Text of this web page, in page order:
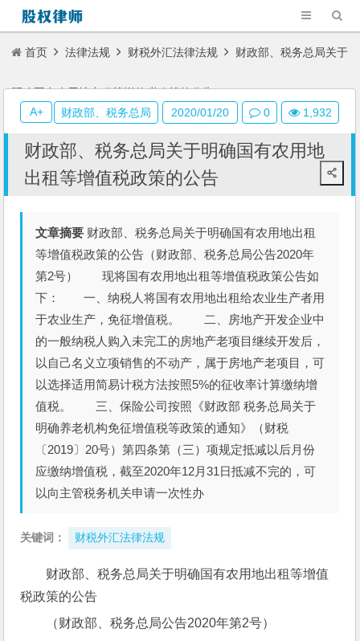
首页 法律法规 财税外汇法律法规 财政部、税务总局关于
明确国有农用地出租等增值税政策的公告
财政部、税务总局关于明确国有农用地
出租等增值税政策的公告
文章摘要 财政部、税务总局关于明确国有农用地出租
等增值税政策的公告（财政部、税务总局公告2020年
第2号） 现将国有农用地出租等增值税政策公告如
下： 一、纳税人将国有农用地出租给农业生产者用
于农业生产，免征增值税。 二、房地产开发企业中
的一般纳税人购入未完工的房地产老项目继续开发后，
以自己名义立项销售的不动产，属于房地产老项目，可
以选择适用简易计税方法按照5%的征收率计算缴纳增
值税。 三、保险公司按照《财政部 税务总局关于
明确养老机构免征增值税等政策的通知》（财税
〔2019〕20号）第四条第（三）项规定抵减以后月份
应缴纳增值税，截至2020年12月31日抵减不完的，可
以向主管税务机关申请一次性办
关键词： 财税外汇法律法规
财政部、税务总局关于明确国有农用地出租等增值
税政策的公告
（财政部、税务总局公告2020年第2号）
财政部、税务总局 2020/01/20 0 1,932
A+